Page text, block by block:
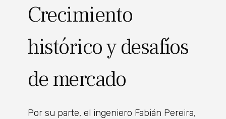
Crecimiento
histórico y desafíos
de mercado
Por su parte, el ingeniero Fabián Pereira,